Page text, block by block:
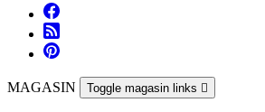
MAGASIN Toggle magasin links 